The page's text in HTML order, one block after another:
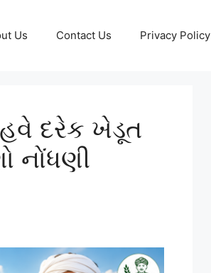
Us Contact Us Privacy Policy
દરેક ખેડૂત
નોંધણી